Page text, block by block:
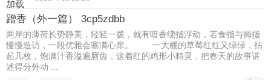
加载
蹭香（外一篇） 3cp5zdbb
两岸的薄荷长势静美，轻轻一拨，就有暗香绕指浮动，若食指与拇指
慢慢造访，一段优雅会塞满心扉。 一大棚的草莓红红又绿绿，拈
起几枚，饱满汁香溢遍唇齿，这着红的鸡形小精灵，把春天的故事讲
述得分外动 ...